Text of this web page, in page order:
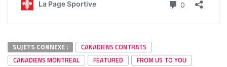
SUJETS CONNEXE :
CANADIENS CONTRATS
CANADIENS MONTREAL
FEATURED
FROM US TO YOU